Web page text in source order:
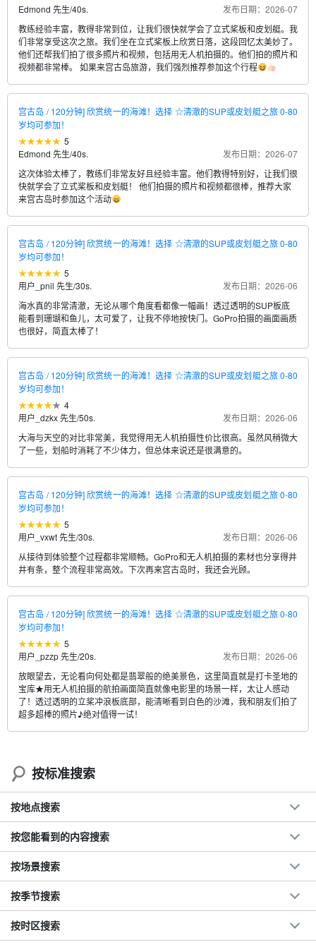
Edmond 先生/40s.
发布日期：2026-07
教练经验丰富，教得非常到位，让我们很快就学会了立式桨板和皮划艇。我
们非常享受这次之旅。我们坐在立式桨板上欣赏日落，这段回忆太美妙了。
他们还帮我们拍了很多照片和视频，包括用无人机拍摄的。他们拍的照片和
视频都非常棒。 如果来宫古岛旅游，我们强烈推荐参加这个行程
宫古岛 / 120分钟] 欣赏统一的海滩！选择 ☆清澈的SUP或皮划艇之旅 0-80
岁均可参加！
5
Edmond 先生/40s.
发布日期：2026-07
这次体验太棒了，教练们非常友好且经验丰富。他们教得特别好，让我们很
快就学会了立式桨板和皮划艇！ 他们拍摄的照片和视频都很棒，推荐大家
来宫古岛时参加这个活动
宫古岛 / 120分钟] 欣赏统一的海滩！选择 ☆清澈的SUP或皮划艇之旅 0-80
岁均可参加！
5
用户_pnil 先生/30s.
发布日期：2026-06
海水真的非常清澈，无论从哪个角度看都像一幅画！透过透明的SUP板底
能看到珊瑚和鱼儿，太可爱了，让我不停地按快门。GoPro拍摄的画面画质
也很好，简直太棒了！
宫古岛 / 120分钟] 欣赏统一的海滩！选择 ☆清澈的SUP或皮划艇之旅 0-80
岁均可参加！
4
用户_dzkx 先生/50s.
发布日期：2026-06
大海与天空的对比非常美，我觉得用无人机拍摄性价比很高。虽然风稍微大
了一些，划船时消耗了不少体力，但总体来说还是很满意的。
宫古岛 / 120分钟] 欣赏统一的海滩！选择 ☆清澈的SUP或皮划艇之旅 0-80
岁均可参加！
5
用户_vxwt 先生/30s.
发布日期：2026-06
从接待到体验整个过程都非常顺畅。GoPro和无人机拍摄的素材也分享得井
井有条，整个流程非常高效。下次再来宫古岛时，我还会光顾。
宫古岛 / 120分钟] 欣赏统一的海滩！选择 ☆清澈的SUP或皮划艇之旅 0-80
岁均可参加！
5
用户_pzzp 先生/20s.
发布日期：2026-06
放眼望去，无论看向何处都是翡翠般的绝美景色，这里简直就是打卡圣地的
宝库★用无人机拍摄的航拍画面简直就像电影里的场景一样，太让人感动
了！透过透明的立桨冲浪板底部，能清晰看到白色的沙滩，我和朋友们拍了
超多超棒的照片♪绝对值得一试！
按标准搜索
按地点搜索
按您能看到的内容搜索
按场景搜索
按季节搜索
按时区搜索